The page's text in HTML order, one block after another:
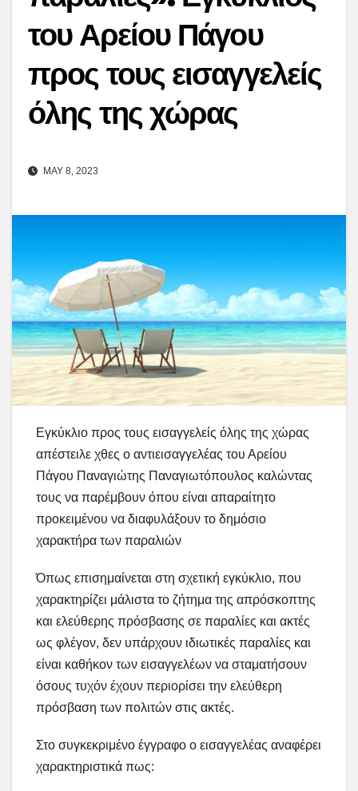
του Αρείου Πάγου
προς τους εισαγγελείς
όλης της χώρας
MAY 8, 2023
Εγκύκλιο προς τους εισαγγελείς όλης της χώρας
απέστειλε χθες ο αντιεισαγγελέας του Αρείου
Πάγου Παναγιώτης Παναγιωτόπουλος καλώντας
τους να παρέμβουν όπου είναι απαραίτητο
προκειμένου να διαφυλάξουν το δημόσιο
χαρακτήρα των παραλιών
Όπως επισημαίνεται στη σχετική εγκύκλιο, που
χαρακτηρίζει μάλιστα το ζήτημα της απρόσκοπτης
και ελεύθερης πρόσβασης σε παραλίες και ακτές
ως φλέγον, δεν υπάρχουν ιδιωτικές παραλίες και
είναι καθήκον των εισαγγελέων να σταματήσουν
όσους τυχόν έχουν περιορίσει την ελεύθερη
πρόσβαση των πολιτών στις ακτές.
Στο συγκεκριμένο έγγραφο ο εισαγγελέας αναφέρει
χαρακτηριστικά πως: